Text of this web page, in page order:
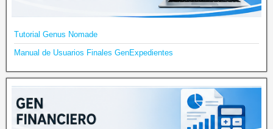
Tutorial Genus Nomade
Manual de Usuarios Finales GenExpedientes